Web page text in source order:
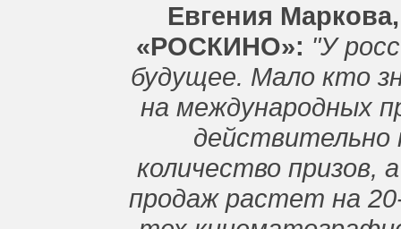
Евгения
«РОСКИНО»: "У
будущее. Мало кто
на международных
количество призов,
продаж растет на